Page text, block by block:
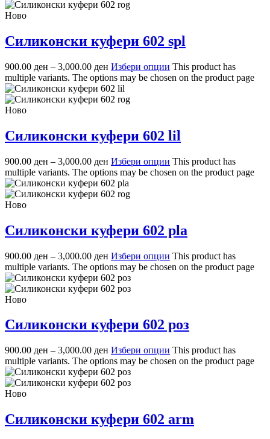
Ново
Силиконски куфери 602 spl
900.00 ден – 3,000.00 ден Избери опции This product has
multiple variants. The options may be chosen on the product page
Ново
Силиконски куфери 602 lil
900.00 ден – 3,000.00 ден Избери опции This product has
multiple variants. The options may be chosen on the product page
Ново
Силиконски куфери 602 pla
900.00 ден – 3,000.00 ден Избери опции This product has
multiple variants. The options may be chosen on the product page
Ново
Силиконски куфери 602 роз
900.00 ден – 3,000.00 ден Избери опции This product has
multiple variants. The options may be chosen on the product page
Ново
Силиконски куфери 602 arm